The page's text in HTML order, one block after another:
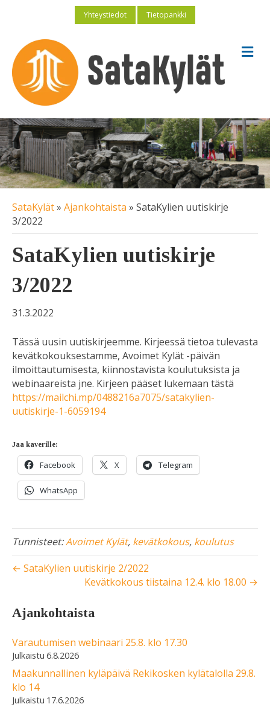
Yhteystiedot Tietopankki
V
a
o
SataKylät» Ajankohtaista » SataKylien uutiskirje
3/2022
SataKylien uutiskirje
3/2022
31.3.2022
Tässä uusin uutiskirjeemme. Kirjeessä tietoa tulevasta
kevätkokouksestamme, Avoimet Kylät -päivän
ilmoittautumisesta, kiinnostavista koulutuksista ja
webinaareista jne. Kirjeen pääset lukemaan tästä
https://mailchi.mp/0488216a7075/satakylien-
uutiskirje-1-6059194
Jaa kaverille:
Facebook X Telegram
WhatsApp
Tunnisteet:Avoimet Kylät, kevätkokous, koulutus
← SataKylien uutiskirje 2/2022
Kevätkokous tiistaina 12.4. klo 18.00 →
Ajankohtaista
Varautumisen webinaari 25.8. klo 17.30
6.8.2026
Maakunnallinen kyläpäivä Rekikosken kylätalolla 29.8.
klo 14
17.6.2026